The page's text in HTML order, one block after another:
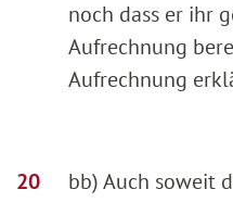
noch dass er ihr
Aufrechnung
Aufrechnung
bb) Auch soweit